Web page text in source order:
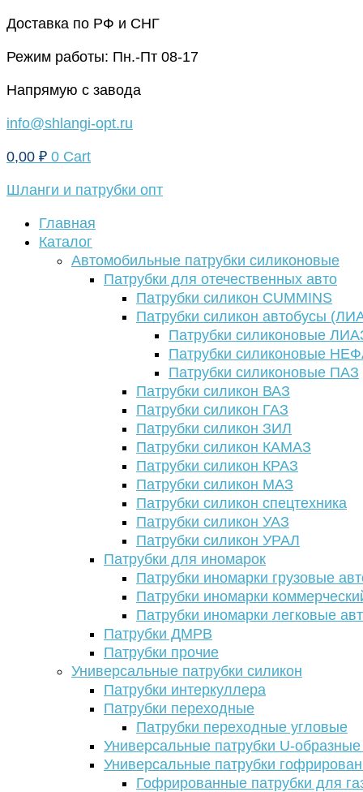
Перейти
содержимому
Доставка по РФ и СНГ
Режим работы: Пн.-Пт 08-17
Напрямую с завода
info@shlangi-opt.ru
0,00 ₽ 0 Cart
Шланги и патрубки опт
Главная
Каталог
Автомобильные патрубки силиконовые
Патрубки для отечественных авто
Патрубки силикон CUMMINS
Патрубки силикон автобусы
Патрубки силиконовые
Патрубки силиконовые
Патрубки силиконовые ПАЗ
Патрубки силикон ВАЗ
Патрубки силикон ГАЗ
Патрубки силикон ЗИЛ
Патрубки силикон КАМАЗ
Патрубки силикон КРАЗ
Патрубки силикон МАЗ
Патрубки силикон спецтехника
Патрубки силикон УАЗ
Патрубки силикон УРАЛ
Патрубки для иномарок
Патрубки иномарки грузовые
Патрубки иномарки
Патрубки иномарки легковые
Патрубки ДМРВ
Патрубки прочие
Универсальные патрубки силикон
Патрубки интеркуллера
Патрубки переходные
Патрубки переходные угловые
Универсальные патрубки U-
Универсальные патрубки
Гофрированные патрубки для